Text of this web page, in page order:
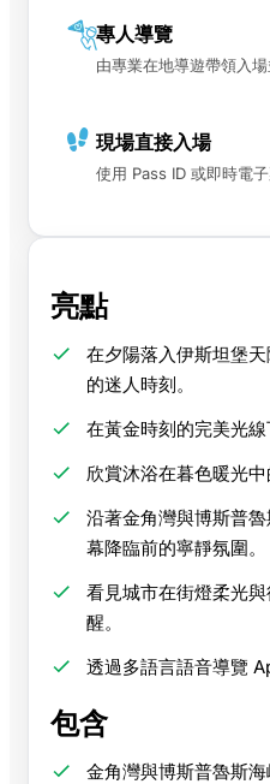
專人導覽
由專業在地導遊帶領入
現場直接入場
使用 Pass ID 或即時電
亮點
在夕陽落入伊斯坦堡
的迷人時刻。
在黃金時刻的完美光線
欣賞沐浴在暮色暖光中
沿著金角灣與博斯普
幕降臨前的寧靜氛圍。
看見城市在街燈柔光
醒。
透過多語言語音導覽
包含
金角灣與博斯普魯斯